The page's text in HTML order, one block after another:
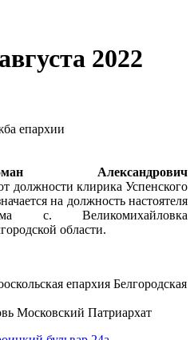
2022
епархии
Александрович
должности клирика Успенского
на должность настоятеля
с. Великомихайловка
области.
епархия Белгородская
Московский Патриархат